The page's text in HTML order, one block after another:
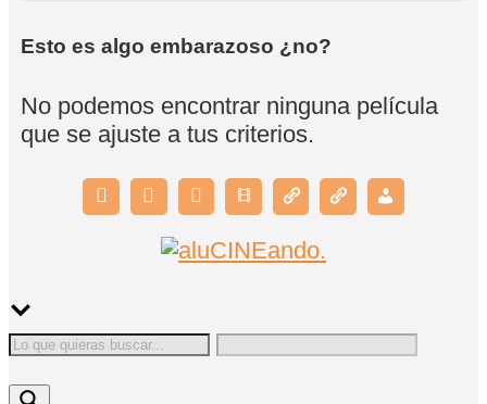
Esto es algo embarazoso ¿no?
No podemos encontrar ninguna película
que se ajuste a tus criterios.